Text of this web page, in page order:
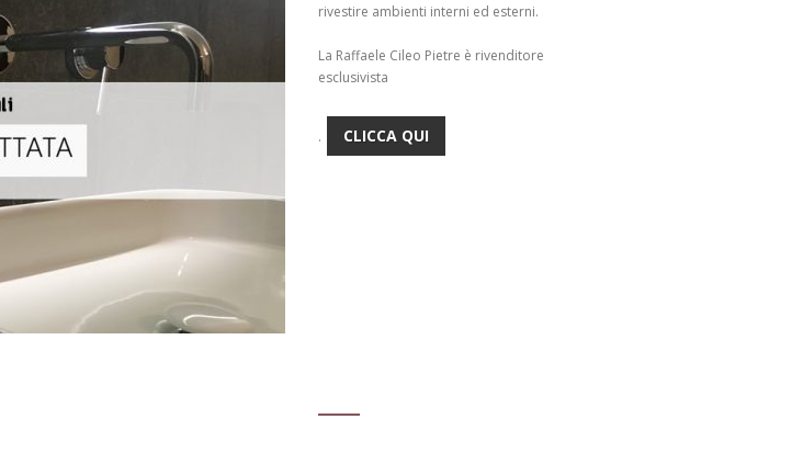
rivestire ambienti interni ed esterni.
La Raffaele Cileo Pietre è rivenditore
esclusivista
. CLICCA QUI